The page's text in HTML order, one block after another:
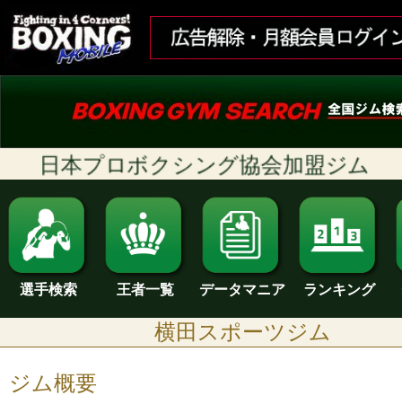
日本プロボクシング協会加盟ジム
選手検索 王者一覧 データマニア ランキング
横田スポーツジム
ジム概要